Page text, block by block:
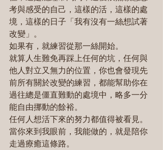
考與感受的自己，這樣的活，這樣的處
境，這樣的日子「我有沒有一絲想試著
改變」。
如果有，就練習從那一絲開始。
就算人生難免再踩上任何的坑，任何與
他人對立又無力的位置，你也會發現先
前所有關於改變的練習，都能幫助你在
過往總是僵直難動的處境中，略多一分
能自由挪動的餘裕。
任何人想活下來的努力都值得被看見。
當你來到我眼前，我能做的，就是陪你
走過療癒這條路。